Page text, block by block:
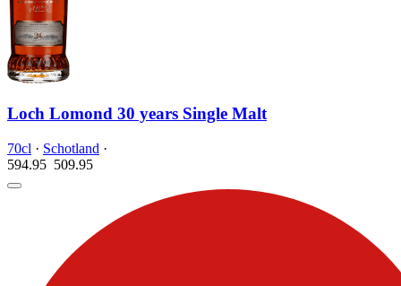
Loch Lomond 30 years Single Malt
70cl · Schotland ·
594.95 509.95